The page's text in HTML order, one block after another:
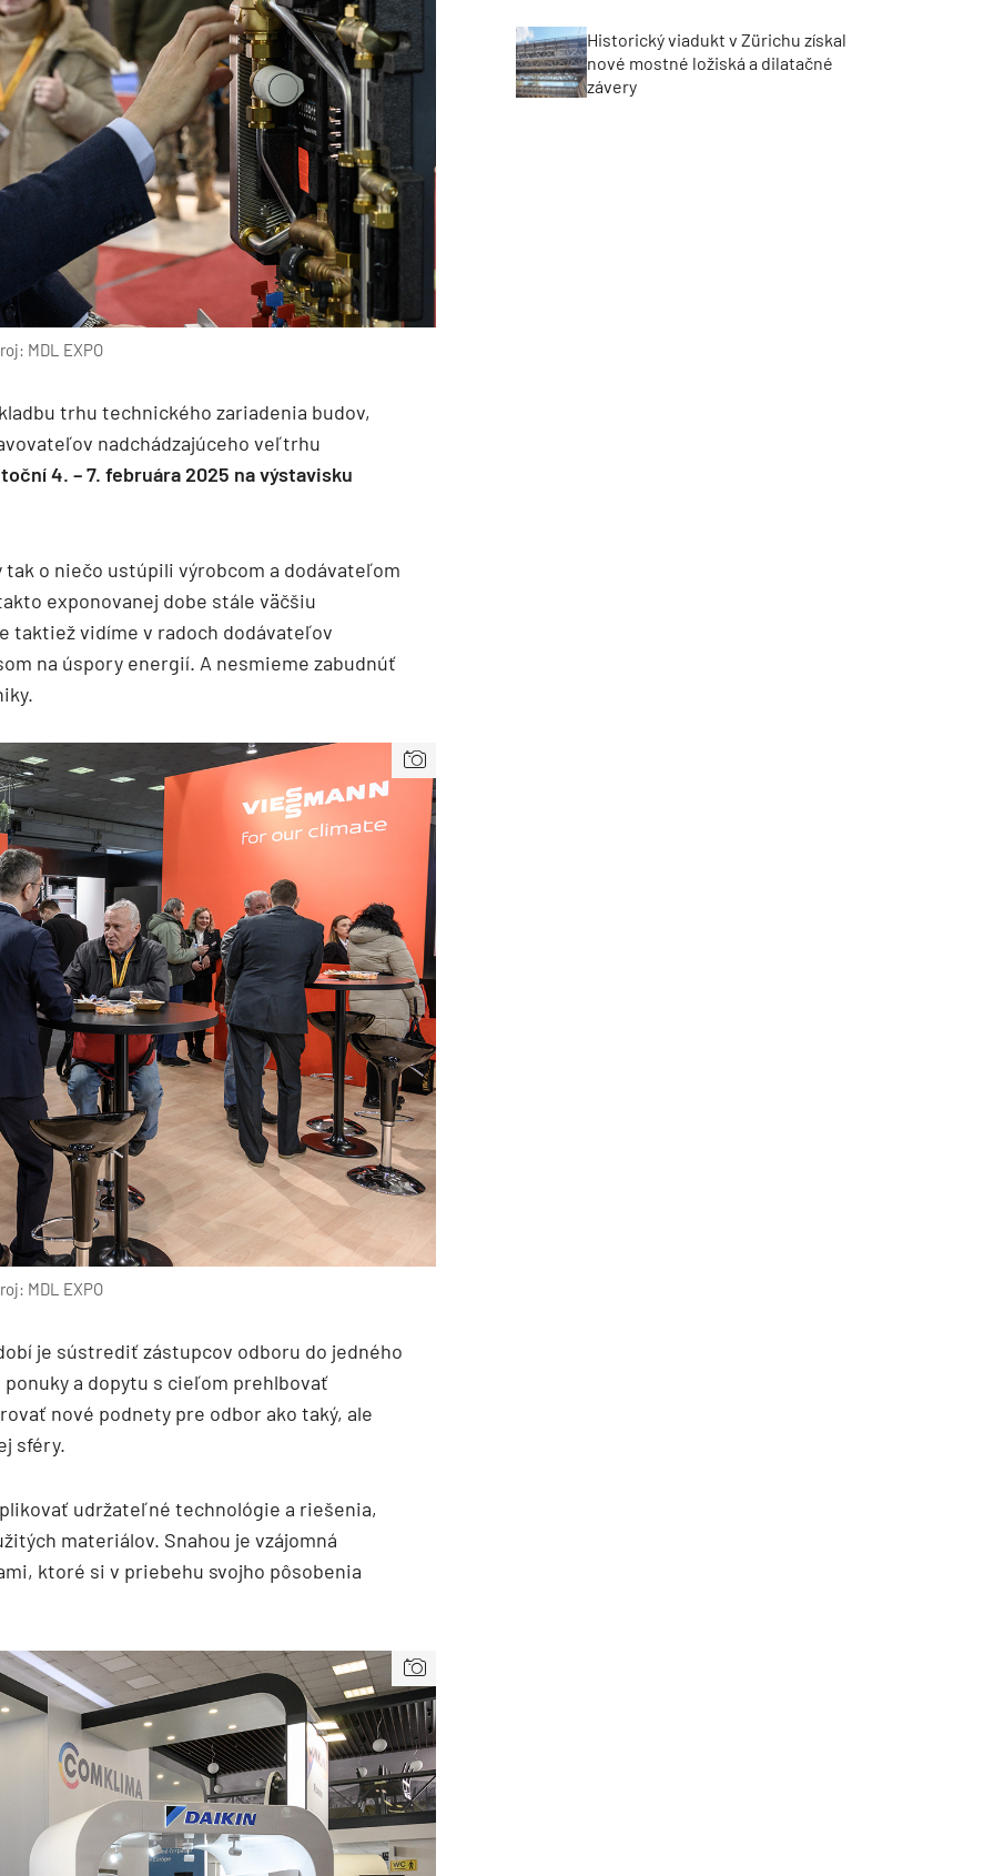
MDL EXPO
trhu technického zariadenia budov,
nadchádzajúceho veľtrhu
4. – 7. februára 2025 na výstavisku
o niečo ustúpili výrobcom a dodávateľom
exponovanej dobe stále väčšiu
taktiež vidíme v radoch dodávateľov
na úspory energií. A nesmieme zabudnúť
MDL EXPO
je sústrediť zástupcov odboru do jedného
a dopytu s cieľom prehlbovať
nové podnety pre odbor ako taký, ale
sféry.
udržateľné technológie a riešenia,
materiálov. Snahou je vzájomná
ktoré si v priebehu svojho pôsobenia
Historický viadukt v Zürichu získal
nové mostné ložiská a dilatačné
závery